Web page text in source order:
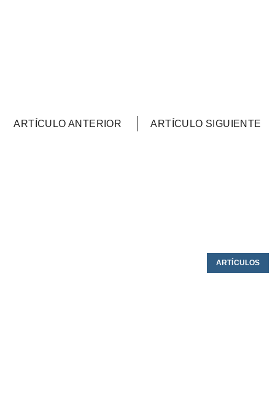
ARTÍCULO ANTERIOR ARTÍCULO SIGUIENTE
ARTÍCULOS